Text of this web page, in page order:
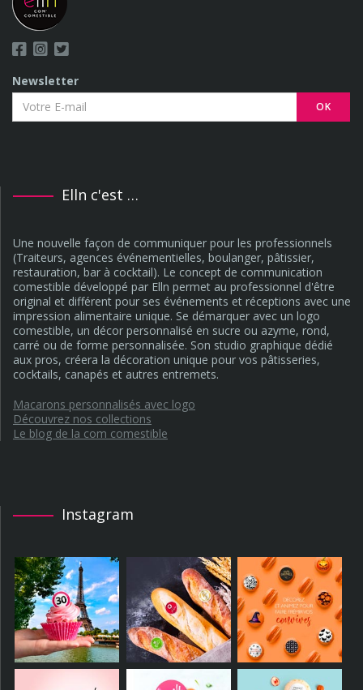
Newsletter
OK
Elln c'est …
Une nouvelle façon de communiquer pour les professionnels
(Traiteurs, agences événementielles, boulanger, pâtissier,
restauration, bar à cocktail). Le concept de communication
comestible développé par Elln permet au professionnel d'être
original et différent pour ses événements et réceptions avec une
impression alimentaire unique. Se démarquer avec un logo
comestible, un décor personnalisé en sucre ou azyme, rond,
carré ou de forme personnalisée. Son studio graphique dédié
aux pros, créera la décoration unique pour vos pâtisseries,
cocktails, canapés et autres entremets.
Macarons personnalisés avec logo
Découvrez nos collections
Le blog de la com comestible
Instagram